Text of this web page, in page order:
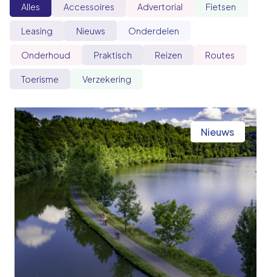
Alles Accessoires Advertorial Fietsen
Leasing Nieuws Onderdelen
Onderhoud Praktisch Reizen Routes
Toerisme Verzekering
Nieuws